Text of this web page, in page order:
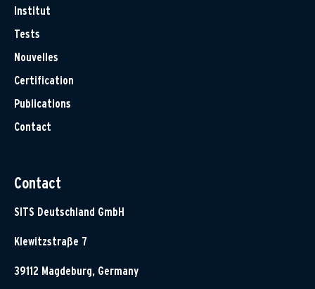
Institut
Tests
Nouvelles
Certification
Publications
Contact
Contact
SITS Deutschland GmbH
Klewitzstraße 7
39112 Magdeburg, Germany